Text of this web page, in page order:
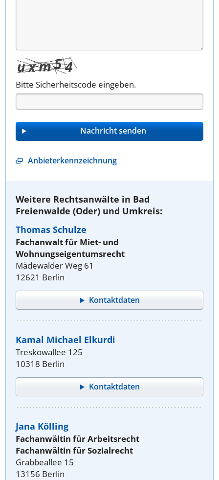
Bitte Sicherheitscode eingeben.
Anbieterkennzeichnung
Weitere Rechtsanwälte in Bad
Freienwalde (Oder) und Umkreis:
Thomas Schulze
Fachanwalt für Miet- und
Wohnungseigentumsrecht
Mädewalder Weg 61
12621 Berlin
Kontaktdaten
Kamal Michael Elkurdi
Treskowallee 125
10318 Berlin
Kontaktdaten
Jana Kölling
Fachanwältin für Arbeitsrecht
Fachanwältin für Sozialrecht
Grabbeallee 15
13156 Berlin